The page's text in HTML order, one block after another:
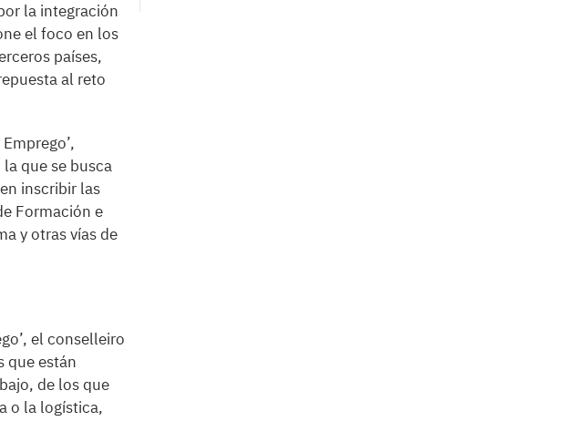
la integración
el foco en los
países,
al reto
que se busca
inscribir las
Formación e
y otras vías de
el conselleiro
que están
de los que
o la logística,